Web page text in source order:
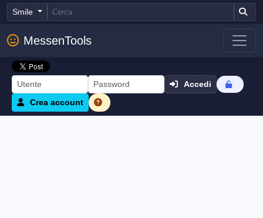
Smile
MessenTools
Accedi
Crea account